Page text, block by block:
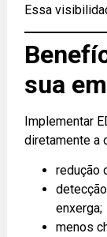
Essa
sua
Implementar
diretamente a
redução
enxerga;
menos